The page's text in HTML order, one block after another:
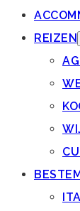
REIZEN